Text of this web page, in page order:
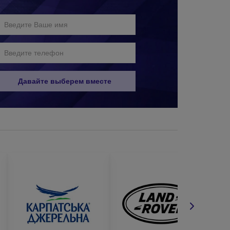
способом:
Давайте выберем вместе